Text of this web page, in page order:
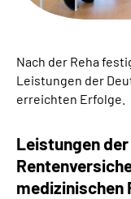
Language
Leichte Sprache
Nach der Reha
Leistungen der
erreichten Erfolge.
Leistungen
medizinischen